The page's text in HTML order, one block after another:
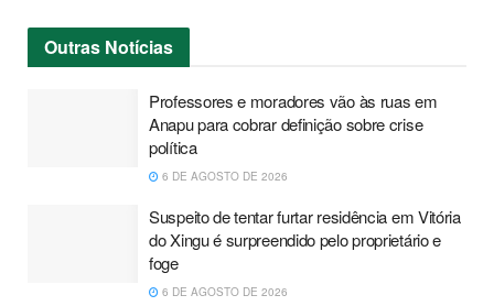
Outras Notícias
Professores e moradores vão às ruas em
Anapu para cobrar definição sobre crise
política
6 DE AGOSTO DE 2026
Suspeito de tentar furtar residência em Vitória
do Xingu é surpreendido pelo proprietário e
foge
6 DE AGOSTO DE 2026